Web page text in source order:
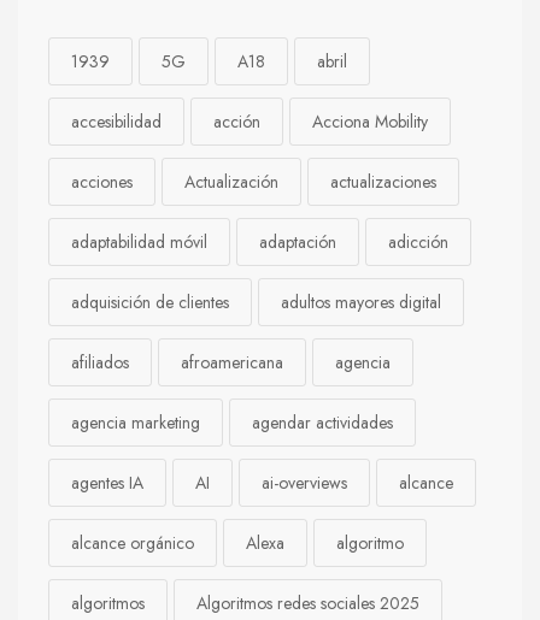
1939 5G A18 abril
accesibilidad acción Acciona Mobility
acciones Actualización actualizaciones
adaptabilidad móvil adaptación adicción
adquisición de clientes adultos mayores digital
afiliados afroamericana agencia
agencia marketing agendar actividades
agentes IA AI ai-overviews alcance
alcance orgánico Alexa algoritmo
algoritmos Algoritmos redes sociales 2025